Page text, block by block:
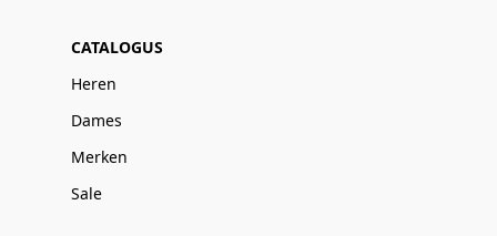
CATALOGUS
Heren
Dames
Merken
Sale